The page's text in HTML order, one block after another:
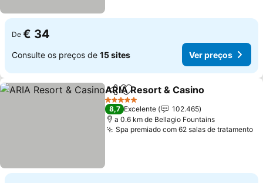
De € 34
Consulte os preços de 15 sites Ver preços
PartilharAdicionar aos favoritos
ARIA Resort & Casino
5 Estrelas
8,7 Excelente
102.465
a 0.6 km de Bellagio Fountains
Spa premiado com 62 salas de tratamento